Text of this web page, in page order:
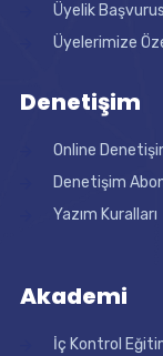
Üyelik
Üyelerimize
Denetişim
Online
Denetişim
Yazım Kuralları
Akademi
İç Kontrol